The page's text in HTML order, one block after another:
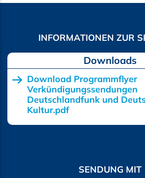
Downloads
Download Programmflyer
Verkündigungssendungen
Deutschlandfunk und
Kultur.pdf
SENDUNG MIT